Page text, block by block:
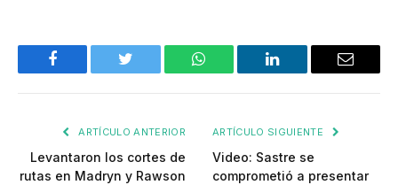
Facebook Twitter WhatsApp LinkedIn Email
ARTÍCULO ANTERIOR
Levantaron los cortes de
rutas en Madryn y Rawson
ARTÍCULO SIGUIENTE
Video: Sastre se
comprometió a presentar